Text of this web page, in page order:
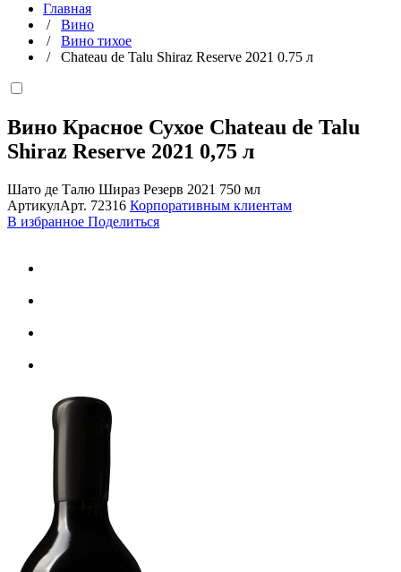
Главная
/ Вино
/ Вино тихое
/ Chateau de Talu Shiraz Reserve 2021 0.75 л
Вино Красное Сухое Chateau de Talu
Shiraz Reserve 2021 0,75 л
Шато де Талю Шираз Резерв 2021 750 мл
АртикулАрт. 72316 Корпоративным клиентам
В избранное Поделиться